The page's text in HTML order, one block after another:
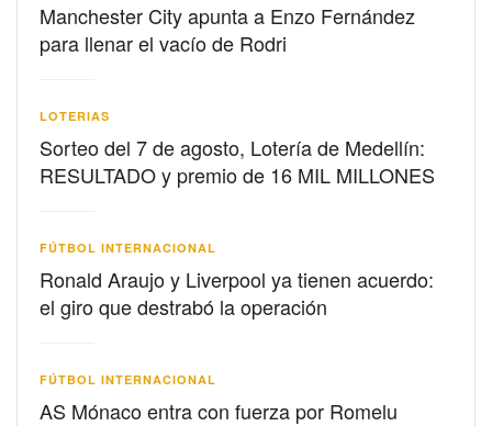
Manchester City apunta a Enzo Fernández
para llenar el vacío de Rodri
LOTERIAS
Sorteo del 7 de agosto, Lotería de Medellín:
RESULTADO y premio de 16 MIL MILLONES
FÚTBOL INTERNACIONAL
Ronald Araujo y Liverpool ya tienen acuerdo:
el giro que destrabó la operación
FÚTBOL INTERNACIONAL
AS Mónaco entra con fuerza por Romelu